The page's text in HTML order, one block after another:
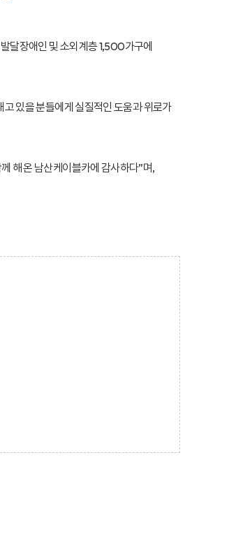
달장애인 및 소외계층 1,500가구에
있을 분들에게 실질적인 도움과 위로가
해 온 남산케이블카에 감사하다”며,